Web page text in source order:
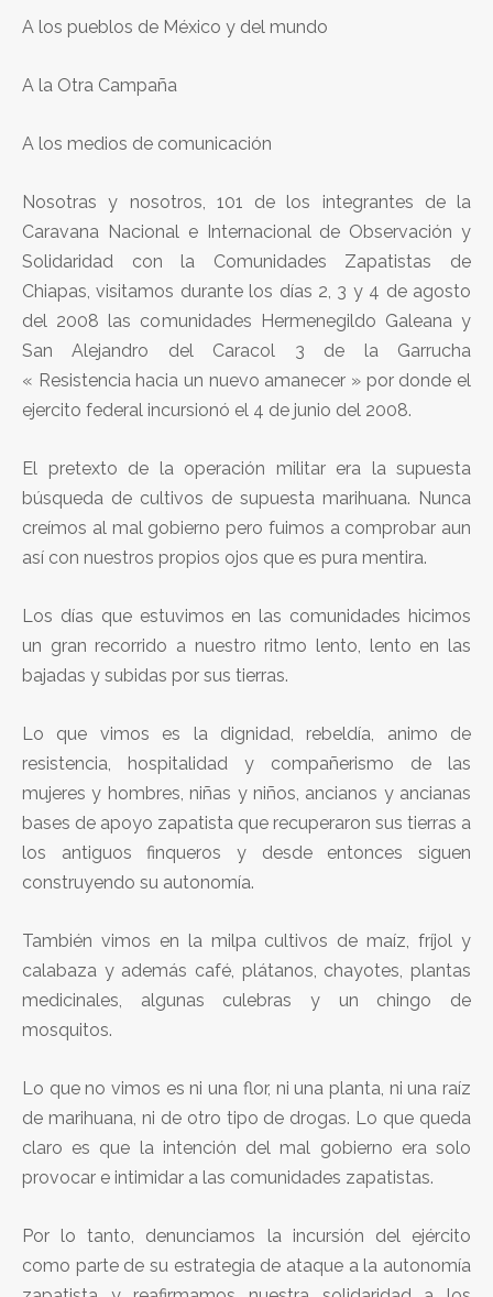
A los pueblos de México y del mundo
A la Otra Campaña
A los medios de comunicación
Nosotras y nosotros, 101 de los integrantes de la
Caravana Nacional e Internacional de Observación y
Solidaridad con la Comunidades Zapatistas de
Chiapas, visitamos durante los días 2, 3 y 4 de agosto
del 2008 las comunidades Hermenegildo Galeana y
San Alejandro del Caracol 3 de la Garrucha
« Resistencia hacia un nuevo amanecer » por donde el
ejercito federal incursionó el 4 de junio del 2008.
El pretexto de la operación militar era la supuesta
búsqueda de cultivos de supuesta marihuana. Nunca
creímos al mal gobierno pero fuimos a comprobar aun
así con nuestros propios ojos que es pura mentira.
Los días que estuvimos en las comunidades hicimos
un gran recorrido a nuestro ritmo lento, lento en las
bajadas y subidas por sus tierras.
Lo que vimos es la dignidad, rebeldía, animo de
resistencia, hospitalidad y compañerismo de las
mujeres y hombres, niñas y niños, ancianos y ancianas
bases de apoyo zapatista que recuperaron sus tierras a
los antiguos finqueros y desde entonces siguen
construyendo su autonomía.
También vimos en la milpa cultivos de maíz, fríjol y
calabaza y además café, plátanos, chayotes, plantas
medicinales, algunas culebras y un chingo de
mosquitos.
Lo que no vimos es ni una flor, ni una planta, ni una raíz
de marihuana, ni de otro tipo de drogas. Lo que queda
claro es que la intención del mal gobierno era solo
provocar e intimidar a las comunidades zapatistas.
Por lo tanto, denunciamos la incursión del ejército
como parte de su estrategia de ataque a la autonomía